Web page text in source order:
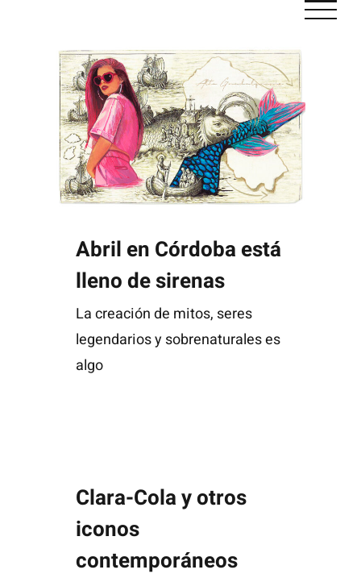
contenido
Abril en Córdoba está
lleno de sirenas
La creación de mitos, seres
legendarios y sobrenaturales es
algo
Clara-Cola y otros
iconos
contemporáneos